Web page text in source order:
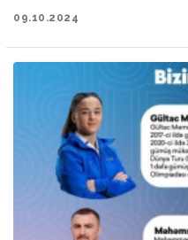
09.10.2024